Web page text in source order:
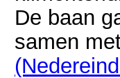
De baan
samen